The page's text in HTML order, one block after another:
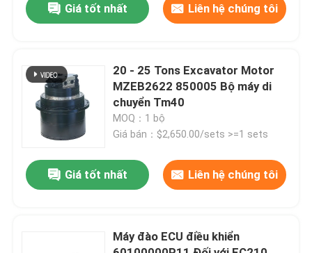
Chuyến tham quan nhà máy
Kiểm soát chất lượng
Liên hệ với chúng tôi
Tin tức
Giá tốt nhất Liên hệ chúng tôi
20 - 25 Tons Excavator Motor
MZEB2622 850005 Bộ máy di
chuyển Tm40
MOQ：1 bộ
Giá bán：$2,650.00/sets >=1 sets
Giá tốt nhất Liên hệ chúng tôi
Máy đào ECU điều khiển